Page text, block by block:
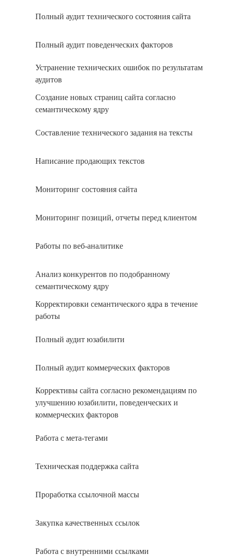
Полный аудит технического состояния сайта
Полный аудит поведенческих факторов
Устранение технических ошибок по результатам
аудитов
Создание новых страниц сайта согласно
семантическому ядру
Составление технического задания на тексты
Написание продающих текстов
Мониторинг состояния сайта
Мониторинг позиций, отчеты перед клиентом
Работы по веб-аналитике
Анализ конкурентов по подобранному
семантическому ядру
Корректировки семантического ядра в течение
работы
Полный аудит юзабилити
Полный аудит коммерческих факторов
Коррективы сайта согласно рекомендациям по
улучшению юзабилити, поведенческих и
коммерческих факторов
Работа с мета-тегами
Техническая поддержка сайта
Проработка ссылочной массы
Закупка качественных ссылок
Работа с внутренними ссылками